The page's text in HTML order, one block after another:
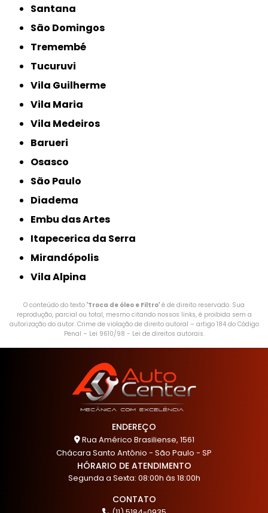
Santana
São Domingos
Tremembé
Tucuruvi
Vila Guilherme
Vila Maria
Vila Medeiros
Barueri
Osasco
São Paulo
Diadema
Embu das Artes
Itapecerica da Serra
Mirandópolis
Vila Alpina
O conteúdo do texto "Troca de óleo e Filtro" é de direito reservado. Sua
reprodução, parcial ou total, mesmo citando nossos links, é proibida sem a
autorização do autor. Crime de violação de direito autoral – artigo 184 do Código
Penal – Lei 9610/98 - Lei de direitos autorais.
ENDEREÇO
Rua Américo Brasiliense, 1561
Chácara Santo Antônio - São Paulo - SP
HÓRARIO DE ATENDIMENTO
Segunda a Sexta: 08:00h às 18:00h
CONTATO